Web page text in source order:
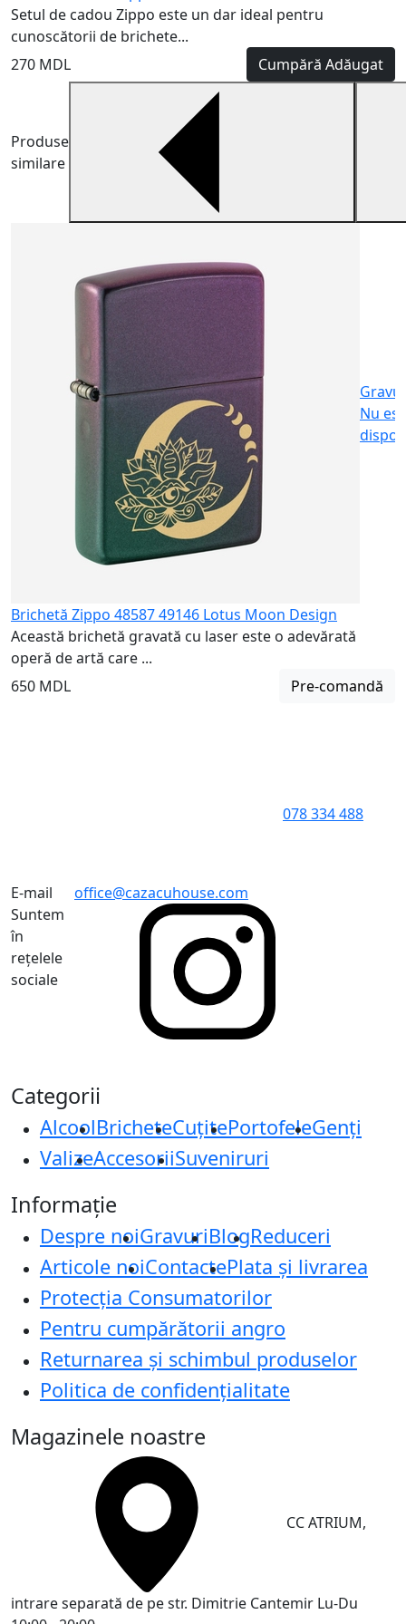
Setul de cadou Zippo este un dar ideal pentru
cunoscătorii de brichete...
270 MDL
Cumpără Adăugat
Produse
similare
Nu
Brichetă Zippo 48587 49146 Lotus Moon Design
Această brichetă gravată cu laser este o adevărată
operă de artă care ...
650 MDL
Pre-comandă
078 334 488
E-mail
office@cazacuhouse.com
Suntem
în
rețelele
sociale
Categorii
AlcoolBricheteCuțitePortofeleGenți
ValizeAccesoriiSuveniruri
Informație
Despre noiGravuriBlogReduceri
Articole noiContactePlata și livrarea
Protecţia Consumatorilor
Pentru cumpărătorii angro
Returnarea și schimbul produselor
Politica de confidențialitate
Magazinele noastre
CC ATRIUM,
intrare separată de pe str. Dimitrie Cantemir Lu-Du